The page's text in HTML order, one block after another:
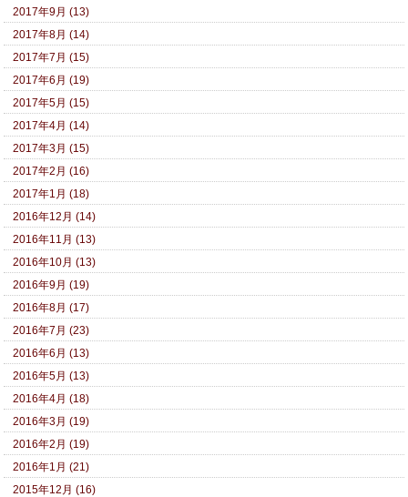
2017年9月 (13)
2017年8月 (14)
2017年7月 (15)
2017年6月 (19)
2017年5月 (15)
2017年4月 (14)
2017年3月 (15)
2017年2月 (16)
2017年1月 (18)
2016年12月 (14)
2016年11月 (13)
2016年10月 (13)
2016年9月 (19)
2016年8月 (17)
2016年7月 (23)
2016年6月 (13)
2016年5月 (13)
2016年4月 (18)
2016年3月 (19)
2016年2月 (19)
2016年1月 (21)
2015年12月 (16)